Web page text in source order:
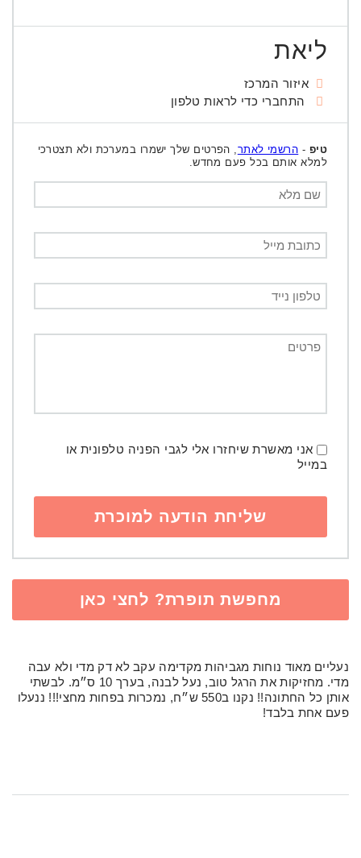
ליאת
איזור המרכז
התחברי כדי לראות טלפון
טיפ - הרשמי לאתר, הפרטים שלך ישמרו במערכת ולא תצטרכי
למלא אותם בכל פעם מחדש.
אני מאשרת שיחזרו אלי לגבי הפניה טלפונית או
במייל
מחפשת תופרת? לחצי כאן
נעליים מאוד נוחות מגביהות מקדימה עקב לא דק מדי ולא עבה
מדי. מחזיקות את הרגל טוב, נעל לבנה, בערך 10 ס״מ. לבשתי
אותן כל החתונה!! נקנו ב550 ש״ח, נמכרות בפחות מחצי!!! ננעלו
פעם אחת בלבד!